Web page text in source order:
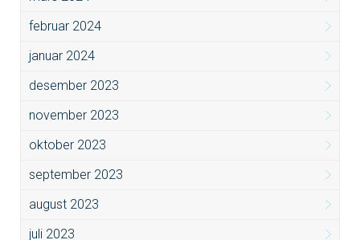
februar 2024
januar 2024
desember 2023
november 2023
oktober 2023
september 2023
august 2023
juli 2023